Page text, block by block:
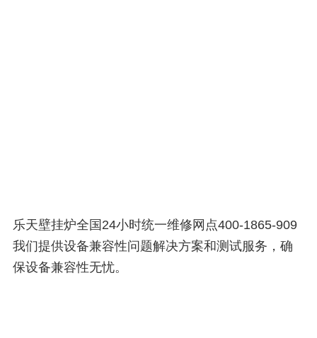
乐天壁挂炉全国24小时统一维修网点400-1865-909
我们提供设备兼容性问题解决方案和测试服务，确
保设备兼容性无忧。